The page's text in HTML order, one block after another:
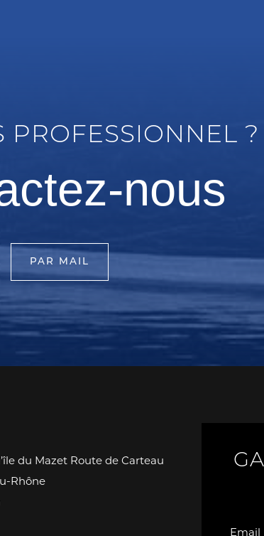
PROFESSIONNEL ?
nous
PAR MAIL
du Mazet Route de Carteau
Rhône
Email